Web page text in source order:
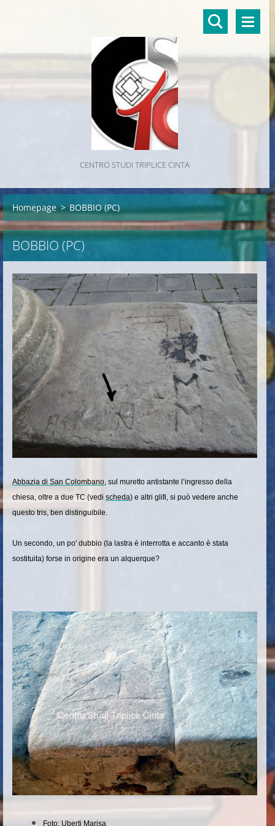
CENTRO STUDI TRIPLICE CINTA
Homepage > BOBBIO (PC)
BOBBIO (PC)
Abbazia di San Colombano , sul muretto antistante l’ingresso della
chiesa, oltre a due TC (vedi scheda) e altri glifi, si può vedere anche
questo tris, ben distinguibile.
Un secondo, un po' dubbio (la lastra è interrotta e accanto è stata
sostituita) forse in origine era un alquerque?
Foto: Uberti Marisa